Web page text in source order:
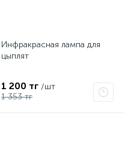
Инфракрасная лампа для
цыплят
1 200 тг /шт
1 353 тг